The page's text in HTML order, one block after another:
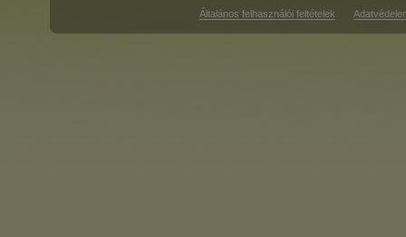
Általános felhasználói feltételek